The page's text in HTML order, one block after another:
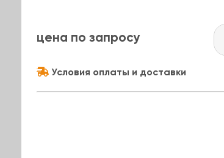
цена по запросу
Условия оплаты и доставки